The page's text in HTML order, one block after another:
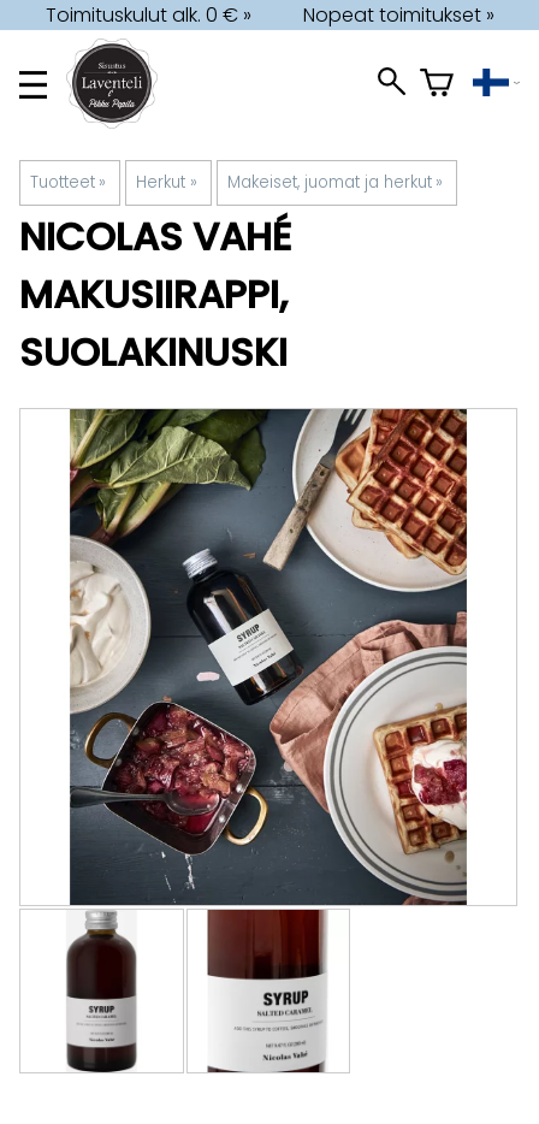
Toimituskulut alk. 0 € » Nopeat toimitukset »
Tuotteet ‪» Herkut ‪» Makeiset, juomat ja herkut ‪»
NICOLAS VAHÉ
MAKUSIIRAPPI,
SUOLAKINUSKI